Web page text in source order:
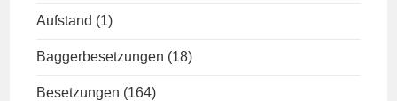
Aufstand (1)
Baggerbesetzungen (18)
Besetzungen (164)